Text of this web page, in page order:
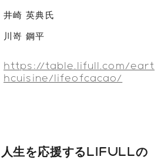
井崎 英典氏
川嵜 鋼平
https://table.lifull.com/eart
hcuisine/lifeofcacao/
生を応援するLIFULLの